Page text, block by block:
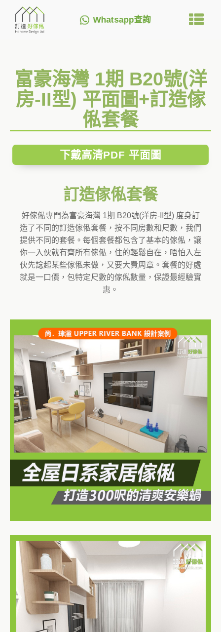
Whatsapp查詢
富豪海灣 1期 B20號(洋
房-II型) 平面圖+訂造傢
俬套餐
下戴高清PDF 平面圖
訂造傢俬套餐
好傢俬專門為富豪海灣 1期 B20號(洋房-II型) 度身訂
造了不同的訂造傢俬套餐，按不同房數和尺數，我們
提供不同的套餐。每個套餐都包含了基本的傢俬，讓
你一入伙就有齊所有傢俬，住的輕鬆自在，唔怕入左
伙先諗起某些傢俬未做，又要大費周章。套餐的好處
就是一口價，包特定尺數的傢俬數量，保證最經驗實
惠。